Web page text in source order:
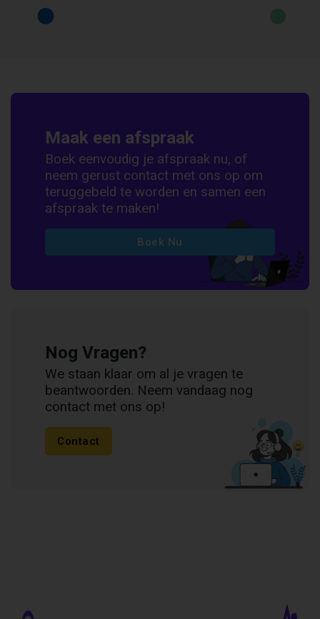
Maak een afspraak
Boek eenvoudig je afspraak nu, of
neem gerust contact met ons op om
teruggebeld te worden en samen een
afspraak te maken!
Boek Nu
Nog Vragen?
We staan klaar om al je vragen te
beantwoorden. Neem vandaag nog
contact met ons op!
Contact